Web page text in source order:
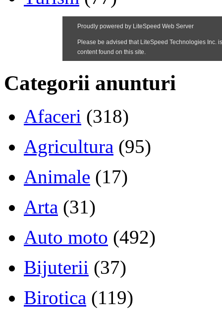
Categorii anunturi
Afaceri (318)
Agricultura (95)
Animale (17)
Arta (31)
Auto moto (492)
Bijuterii (37)
Birotica (119)